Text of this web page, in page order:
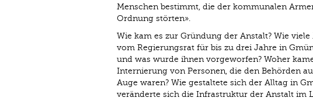
Menschen bestimmt, die der kommunalen
Ordnung störten».
Wie kam es zur Gründung der Anstalt? Wie
vom Regierungsrat für bis zu drei Jahre in
und was wurde ihnen vorgeworfen? Woher
Internierung von Personen, die den Behörden
Auge waren? Wie gestaltete sich der Alltag in
veränderte sich die Infra­struktur der Anstalt im